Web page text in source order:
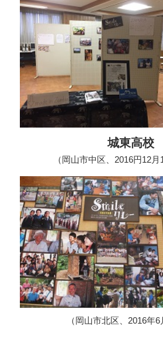
城東高校
（岡山市中区、2016円12月
（岡山市北区、2016年6